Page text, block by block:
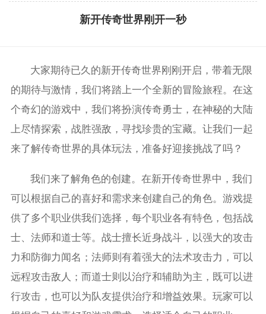
新开传奇世界刚开一秒
大家期待已久的新开传奇世界刚刚开启，带着无限
的期待与激情，我们将踏上一个全新的冒险旅程。在这
个奇幻的游戏中，我们将扮演传奇勇士，在神秘的大陆
上尽情探索，战胜强敌，寻找珍贵的宝藏。让我们一起
来了解传奇世界的具体玩法，准备好迎接挑战了吗？
我们来了解角色的创建。在新开传奇世界中，我们
可以根据自己的喜好和需求来创建自己的角色。游戏提
供了多个职业供我们选择，每个职业各有特色，包括战
士、法师和道士等。战士擅长近身战斗，以强大的攻击
力和防御力闻名；法师则有着强大的法术攻击力，可以
远程攻击敌人；而道士则以治疗和辅助为主，既可以进
行攻击，也可以为队友提供治疗和增益效果。玩家可以